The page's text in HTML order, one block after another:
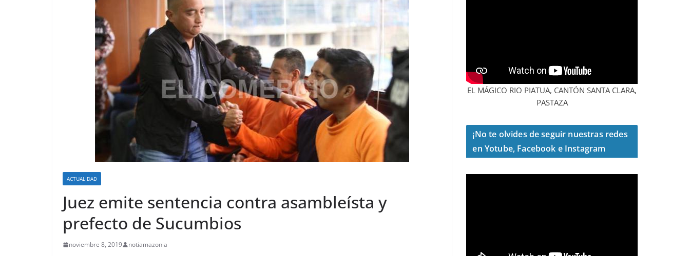
ACTUALIDAD
Juez emite sentencia contra asambleísta y
prefecto de Sucumbios
noviembre 8, 2019 notiamazonia
EL MÁGICO RIO PIATUA, CANTÓN SANTA CLARA,
PASTAZA
¡No te olvides de seguir nuestras redes
en Yotube, Facebook e Instagram